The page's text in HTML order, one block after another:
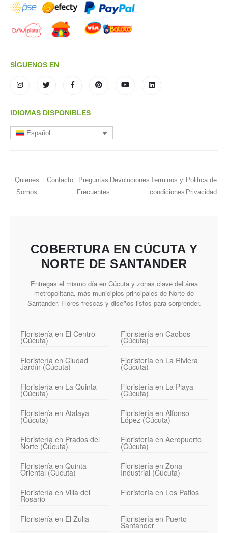
SÍGUENOS EN
IDIOMAS DISPONIBLES
Español
Quienes
Somos
Contacto
Preguntas
Frecuentes
Devoluciones Terminos y
condiciones
Politica de
Privacidad
COBERTURA EN CÚCUTA Y
NORTE DE SANTANDER
Entregas el mismo día en Cúcuta y zonas clave del área
metropolitana, más municipios principales de Norte de
Santander. Flores frescas y diseños listos para sorprender.
Floristería en El Centro
(Cúcuta)
Floristería en Caobos
(Cúcuta)
Floristería en Ciudad
Jardín (Cúcuta)
Floristería en La Riviera
(Cúcuta)
Floristería en La Quinta
(Cúcuta)
Floristería en La Playa
(Cúcuta)
Floristería en Atalaya
(Cúcuta)
Floristería en Alfonso
López (Cúcuta)
Floristería en Prados del
Norte (Cúcuta)
Floristería en Aeropuerto
(Cúcuta)
Floristería en Quinta
Oriental (Cúcuta)
Floristería en Zona
Industrial (Cúcuta)
Floristería en Villa del
Rosario
Floristería en Los Patios
Floristería en El Zulia Floristería en Puerto
Santander